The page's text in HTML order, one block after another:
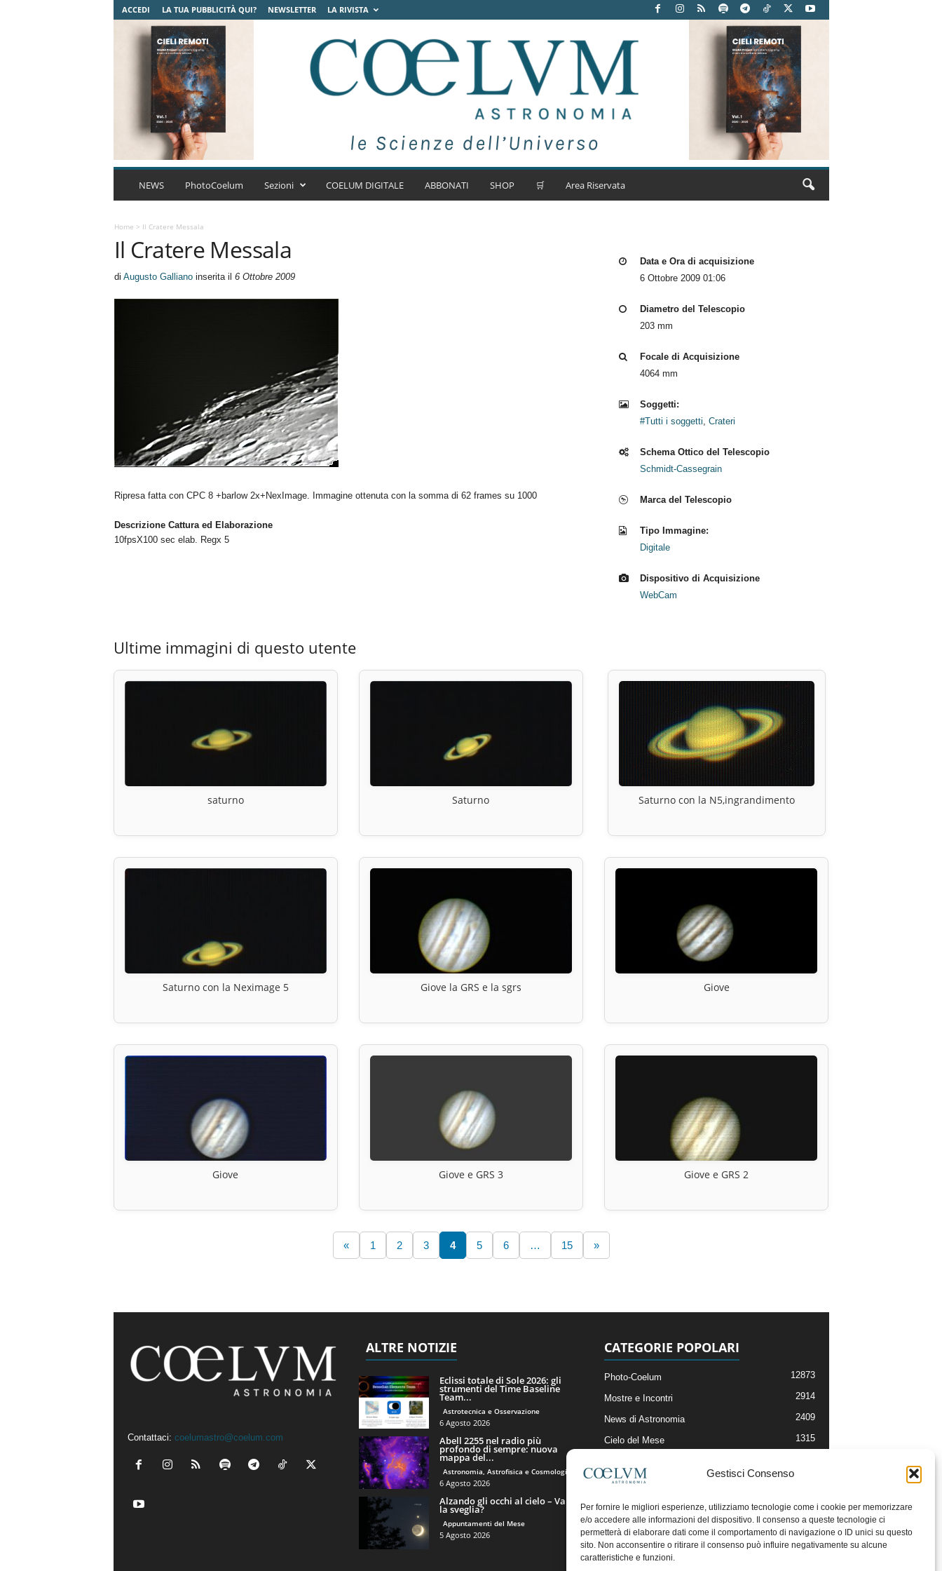
Gestisci Consenso
Per fornire le migliori esperienze, utilizziamo tecnologie come i cookie per memorizzare
e/o accedere alle informazioni del dispositivo. Il consenso a queste tecnologie ci
permetterà di elaborare dati come il comportamento di navigazione o ID unici su questo
sito. Non acconsentire o ritirare il consenso può influire negativamente su alcune
caratteristiche e funzioni.
ACCEDI LA TUA PUBBLICITÀ QUI? NEWSLETTER LA RIVISTA
C
A
r
a
NEWS PhotoCoelum Sezioni COELUM DIGITALE ABBONATI SHOP 🛒 Area Riservata
Home > Il Cratere Messala
Il Cratere Messala
di Augusto Gallianoinserita il 6 Ottobre 2009
Ripresa fatta con CPC 8 +barlow 2x+NexImage. Immagine ottenuta con la somma di 62 frames su 1000
Descrizione Cattura ed Elaborazione
10fpsX100 sec elab. Regx 5
Data e Ora di acquisizione
6 Ottobre 2009 01:06
Diametro del Telescopio
203 mm
Focale di Acquisizione
4064 mm
Soggetti:
#Tutti i soggetti, Crateri
Schema Ottico del Telescopio
Schmidt-Cassegrain
Marca del Telescopio
Tipo Immagine:
Digitale
Dispositivo di Acquisizione
WebCam
Ultime immagini di questo utente
saturno Saturno Saturno con la N5,ingrandimento
Saturno con la Neximage 5 Giove la GRS e la sgrs Giove
Giove Giove e GRS 3 Giove e GRS 2
« 1 2 3 4 5 6 … 15 »
Contattaci: coelumastro@coelum.com
ALTRE NOTIZIE
Eclissi totale di Sole 2026: gli
strumenti del Time Baseline
Team...
Astrotecnica e Osservazione
6 Agosto 2026
Abell 2255 nel radio più
profondo di sempre: nuova
mappa del...
Astronomia, Astrofisica e Cosmologia
6 Agosto 2026
Alzando gli occhi al cielo – Vale
la sveglia?
Appuntamenti del Mese
5 Agosto 2026
CATEGORIE POPOLARI
Photo-Coelum 12873
Mostre e Incontri 2914
News di Astronomia 2409
Cielo del Mese 1315
Articoli e Risorse On-Line
Il Blog della Redazione